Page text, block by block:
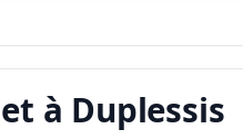
à Duplessis